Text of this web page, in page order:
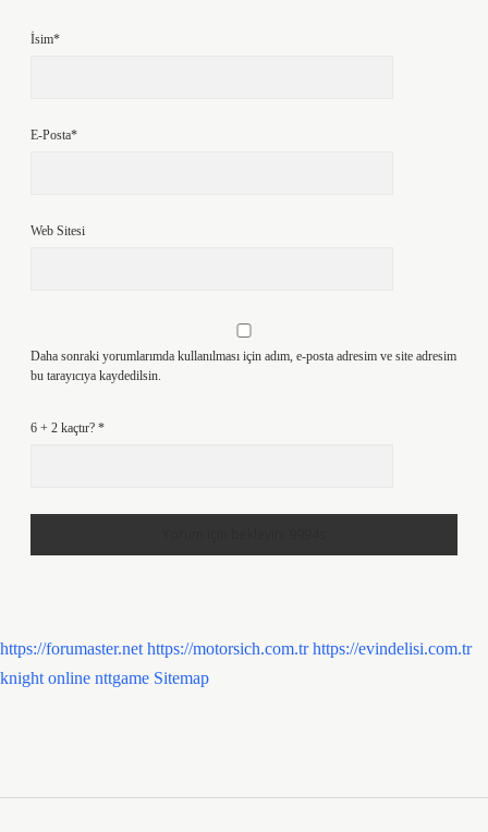
İsim*
E-Posta*
Web Sitesi
Daha sonraki yorumlarımda kullanılması için adım, e-posta adresim ve site adresim
bu tarayıcıya kaydedilsin.
6 + 2 kaçtır? *
https://forumaster.net https://motorsich.com.tr https://evindelisi.com.tr
knight online nttgame Sitemap